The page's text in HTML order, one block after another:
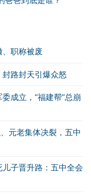
职称被废
封路封天引爆众怒
成立，“福建帮”总崩
元老集体决裂，五中
子晋升路：五中全会